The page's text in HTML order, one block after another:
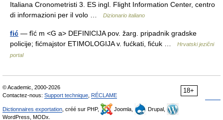
Italiana Cronometristi 3. ES ingl. Flight Information Center, centro
di informazioni per il volo …
Dizionario italiano
fić — fȉć m <G a> DEFINICIJA pov. žarg. pripadnik gradske
policije; fićmajstor ETIMOLOGIJA v. fućkati, fićuk …
Hrvatski jezični
portal
18+
© Academic, 2000-2026
Contactez-nous: Support technique RÉCLAME
Dictionnaires exportation , créé sur PHP, Joomla,
Drupal,
WordPress, MODx.